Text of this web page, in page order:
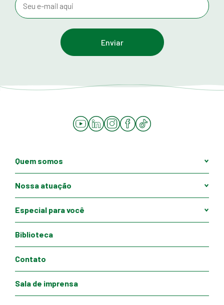
YouTube
LinkedInInstagramFacebook
Tiktok
Quem somos
Nossa atuação
Especial para você
Biblioteca
Contato
Sala de imprensa